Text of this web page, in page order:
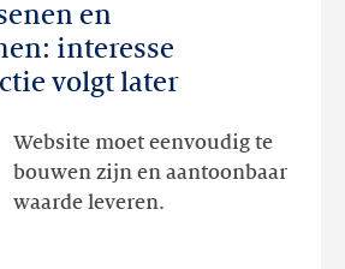
en
interesse
volgt later
Website moet eenvoudig te
bouwen zijn en aantoonbaar
waarde leveren.